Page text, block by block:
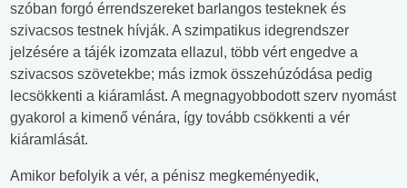
szóban forgó érrendszereket barlangos testeknek és
szivacsos testnek hívják. A szimpatikus idegrendszer
jelzésére a tájék izomzata ellazul, több vért engedve a
szivacsos szövetekbe; más izmok összehúzódása pedig
lecsökkenti a kiáramlást. A megnagyobbodott szerv nyomást
gyakorol a kimenő vénára, így tovább csökkenti a vér
kiáramlását.
Amikor befolyik a vér, a pénisz megkeményedik,